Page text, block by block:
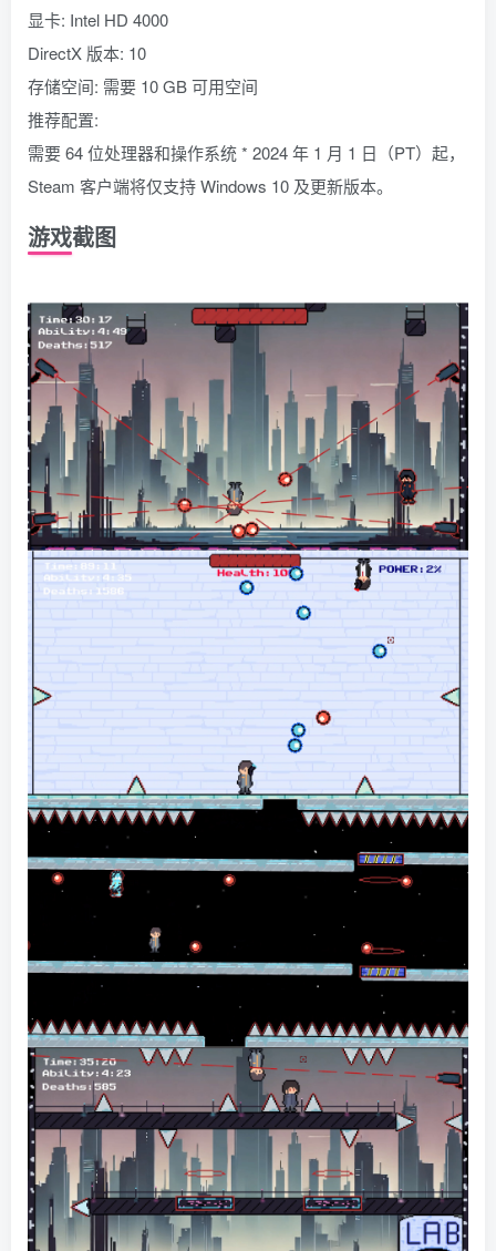
显卡: Intel HD 4000
DirectX 版本: 10
存储空间: 需要 10 GB 可用空间
推荐配置:
需要 64 位处理器和操作系统 * 2024 年 1 月 1 日（PT）起，
Steam 客户端将仅支持 Windows 10 及更新版本。
游戏截图